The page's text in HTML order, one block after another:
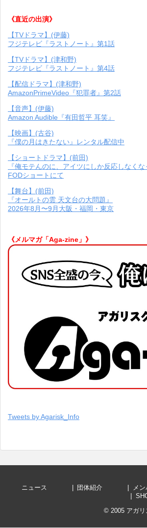
《直近の出演》
【TVドラマ】(伊藤)
フジテレビ『ラストノート』第1話
【TVドラマ】(津和野)
フジテレビ『ラストノート』第4話
【配信ドラマ】(津和野)
AmazonPrimeVideo『犯罪者』第2話
【音声】(伊藤)
Amazon Audible『有田哲平 耳笑』
【映画】(古谷)
『僕の月はきたない』レンタル配信中
【ショートドラマ】(前田)
『俺モテんのに、アイツにしか反応しなく
FODショートにて
【舞台】(前田)
『オールトの雲 天文台の大問題』
2026年8月〜9月大阪・福岡・東京
《メルマガ「Aga-zine」》
Tweets by Agarisk_Info
ニュース 団体紹介 メ
© 2005 アガ